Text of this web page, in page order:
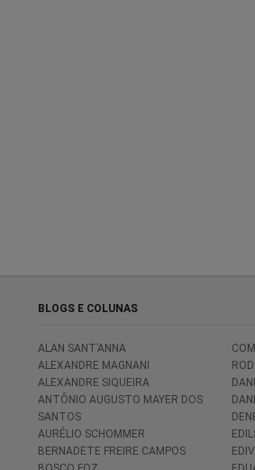
BLOGS E COLUNAS
ALAN SANT’ANNA
ALEXANDRE MAGNANI
ALEXANDRE SIQUEIRA
ANTÔNIO AUGUSTO MAYER DOS
SANTOS
AURÉLIO SCHOMMER
BERNADETE FREIRE CAMPOS